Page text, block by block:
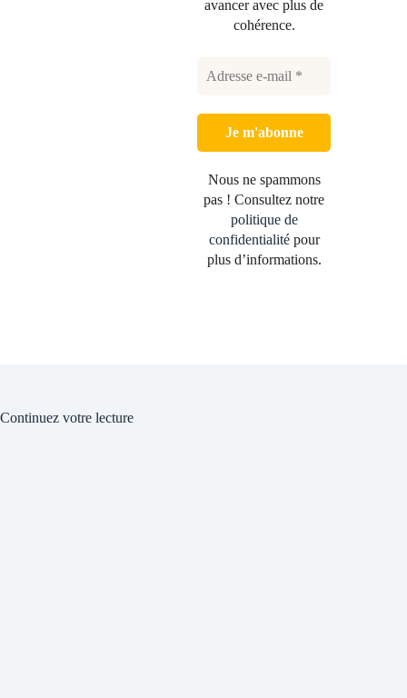
avancer avec plus de
cohérence.
Nous ne spammons
pas ! Consultez notre
politique de
confidentialitépour
plus d’informations.
Continuez votre lecture